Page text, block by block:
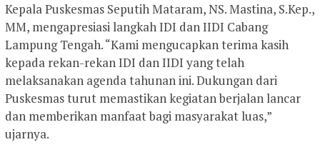
Kepala Puskesmas Seputih Mataram, NS. Mastina, S.Kep.,
MM, mengapresiasi langkah IDI dan IIDI Cabang
Lampung Tengah. “Kami mengucapkan terima kasih
kepada rekan-rekan IDI dan IIDI yang telah
melaksanakan agenda tahunan ini. Dukungan dari
Puskesmas turut memastikan kegiatan berjalan lancar
dan memberikan manfaat bagi masyarakat luas,”
ujarnya.